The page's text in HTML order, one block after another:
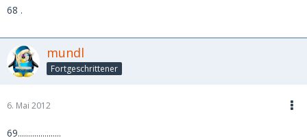
68 .
mundl
Fortgeschrittener
6. Mai 2012
69.....................